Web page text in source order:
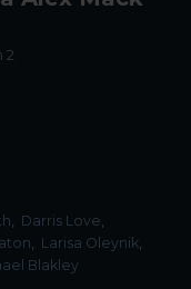
2
Darris Love
Larisa Oleynik
Blakley